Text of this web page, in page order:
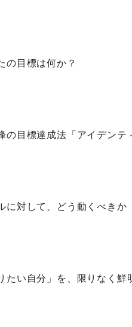
の目標は何か？
の目標達成法「アイデンテ
に対して、どう動くべきか
たい自分」を、限りなく鮮